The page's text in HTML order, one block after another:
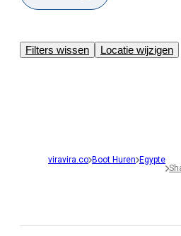
Filters wissen Locatie wijzigen
viravira.co Boot Huren Egypte